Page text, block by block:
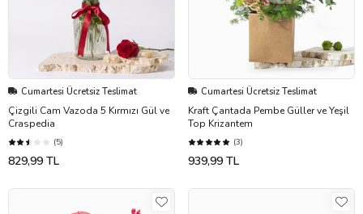
Cumartesi Ücretsiz Teslimat
Çizgili Cam Vazoda 5 Kırmızı Gül ve
Craspedia
(5)
829,99 TL
Cumartesi Ücretsiz Teslimat
Kraft Çantada Pembe Güller ve Yeşil
Top Krizantem
(3)
939,99 TL